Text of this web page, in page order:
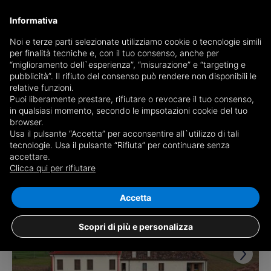
Receive a copy of the newspaper by mail
Choose newspaper
2 results for
Agugliaro
Informativa
Noi e terze parti selezionate utilizziamo cookie o tecnologie simili
per finalità tecniche e, con il tuo consenso, anche per
“miglioramento dell`esperienza”, “misurazione” e “targeting e
pubblicità”. Il rifiuto del consenso può rendere non disponibili le
relative funzioni.
Puoi liberamente prestare, rifiutare o revocare il tuo consenso,
in qualsiasi momento, secondo le impsotazioni cookie del tuo
browser.
Usa il pulsante “Accetta” per acconsentire all`utilizzo di tali
tecnologie. Usa il pulsante “Rifiuta” per continuare senza
accettare.
Clicca qui per rifiutare
Scopri di più e personalizza
Accetta